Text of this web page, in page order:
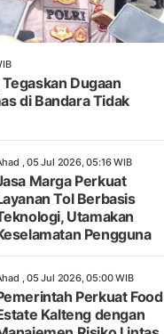
Dugaan
di Bandara Tidak
, 05 Jul 2026, 05:16 WIB
Marga Perkuat
Tol Berbasis
Utamakan
Pengguna
, 05 Jul 2026, 05:00 WIB
Perkuat Food
Kalteng dengan